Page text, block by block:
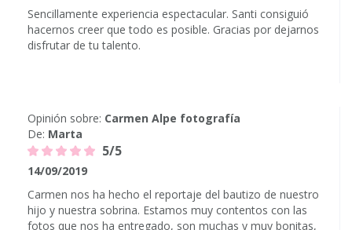
Sencillamente experiencia espectacular. Santi consiguió
hacernos creer que todo es posible. Gracias por dejarnos
disfrutar de tu talento.
Opinión sobre: Carmen Alpe fotografía
De: Marta
5/5
14/09/2019
Carmen nos ha hecho el reportaje del bautizo de nuestro
hijo y nuestra sobrina. Estamos muy contentos con las
fotos que nos ha entregado, son muchas y muy bonitas,